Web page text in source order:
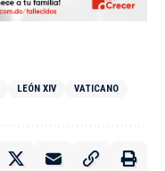
LEÓN XIV VATICANO